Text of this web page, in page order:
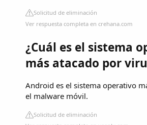
Solicitud de eliminación
Ver respuesta completa en crehana.com
¿Cuál es el sistema
más atacado por
Android es el sistema operativo
el malware móvil.
Solicitud de eliminación